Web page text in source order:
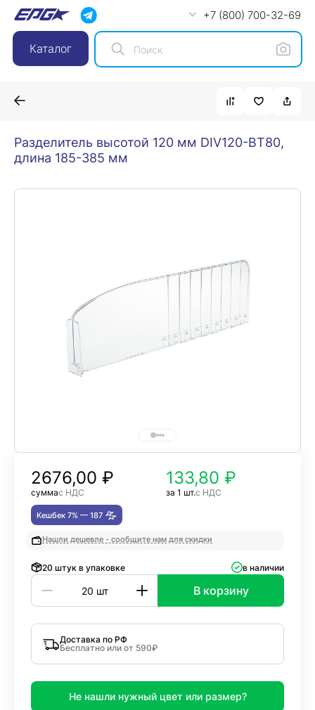
+7 (800) 700-32-69
Каталог
Разделитель высотой 120 мм DIV120-BT80,
длина 185-385 мм
2676,00 ₽
суммас НДС
133,80 ₽
за 1 шт.с НДС
Кешбек 7% — 187
Нашли дешевле - сообщите нам для скидки
20 штук в упаковке в наличии
В корзину
Доставка по РФ
Бесплатно или от 590₽
Не нашли нужный цвет или размер?